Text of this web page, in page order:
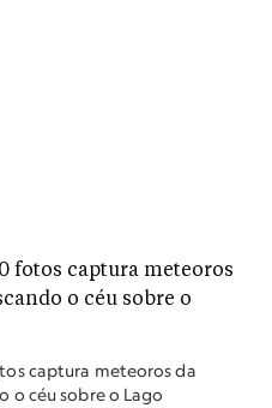
captura meteoros da
o céu sobre o Lago